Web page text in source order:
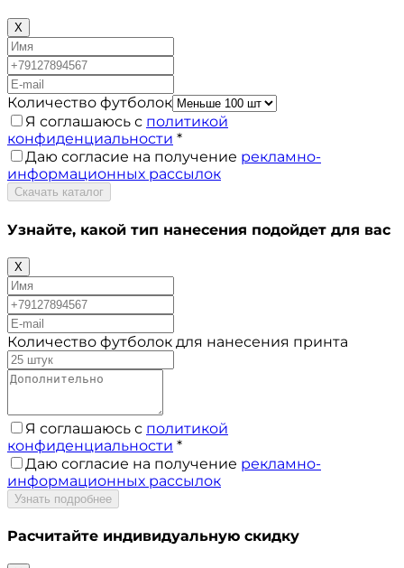
X
Количество футболок
Я соглашаюсь с политикой
конфиденциальности *
Даю согласие на получение рекламно-
информационных рассылок
Скачать каталог
Узнайте, какой тип нанесения подойдет для вас
X
Количество футболок для нанесения принта
Я соглашаюсь с политикой
конфиденциальности *
Даю согласие на получение рекламно-
информационных рассылок
Узнать подробнее
Расчитайте индивидуальную скидку